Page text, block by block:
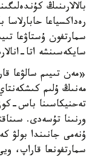
بالالارىنىڭ
رەداكسياعا
سمارتفون ۇستاۋعا
سايكەسىنشە اتا-
«مەن تىيىم سالۋعا
مەنىڭ ۇلىم
تەحنيكاسىنا باس-
ورنىنا تۇسەدى.
ۇنەمى جانىندا بولۋ
سمارتفونعا قاراپ،